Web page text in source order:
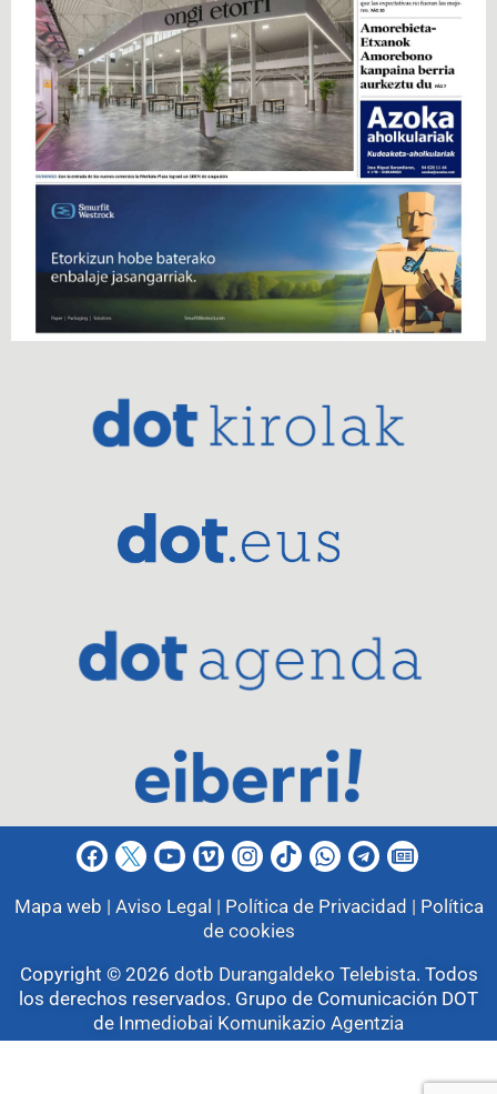
Mapa web | Aviso Legal | Política de Privacidad | Política
de cookies
Copyright © 2026 dotb Durangaldeko Telebista. Todos
los derechos reservados. Grupo de Comunicación DOT
de Inmediobai Komunikazio Agentzia